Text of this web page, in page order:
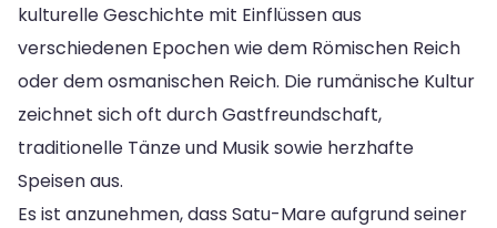
kulturelle Geschichte mit Einflüssen aus
verschiedenen Epochen wie dem Römischen Reich
oder dem osmanischen Reich. Die rumänische Kultur
zeichnet sich oft durch Gastfreundschaft,
traditionelle Tänze und Musik sowie herzhafte
Speisen aus.
Es ist anzunehmen, dass Satu-Mare aufgrund seiner